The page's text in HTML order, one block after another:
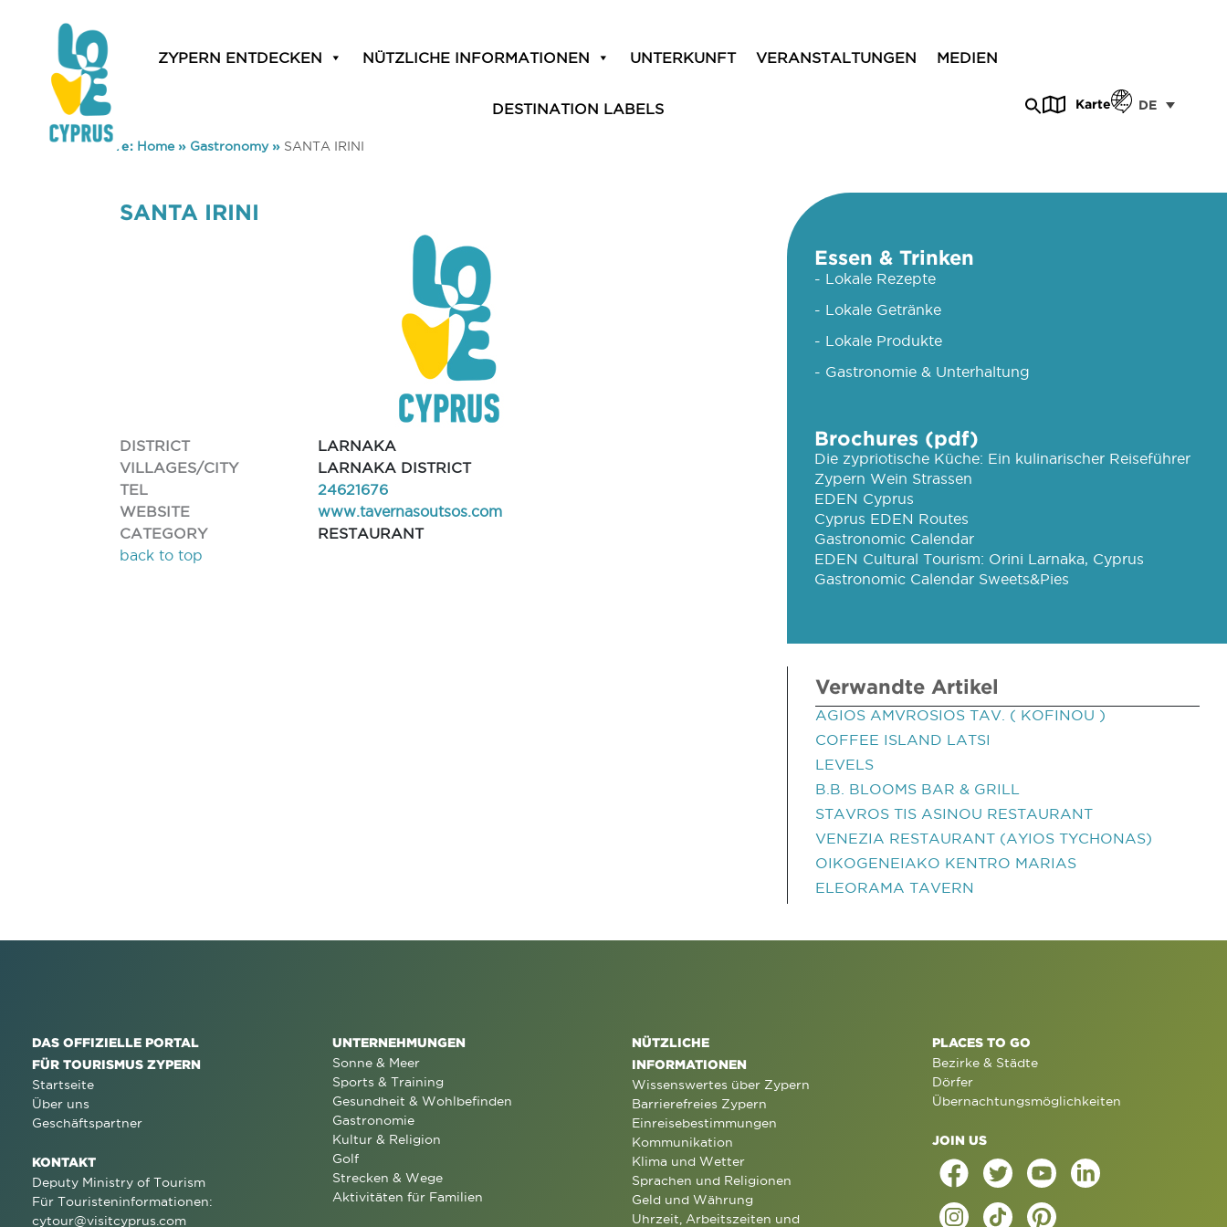
ZYPERN ENTDECKEN NÜTZLICHE INFORMATIONEN UNTERKUNFT VERANSTALTUNGEN MEDIEN
DESTINATION LABELS Karte DE
You are here: Home» Gastronomy» SANTA IRINI
SANTA IRINI
DISTRICT
LARNAKA
VILLAGES/CITY
LARNAKA DISTRICT
TEL
24621676
WEBSITE
www.tavernasoutsos.com
CATEGORY
RESTAURANT
back to top
Essen & Trinken
- Lokale Rezepte
- Lokale Getränke
- Lokale Produkte
- Gastronomie & Unterhaltung
Brochures (pdf)
Die zypriotische Küche: Ein kulinarischer Reiseführer
Zypern Wein Strassen
EDEN Cyprus
Cyprus EDEN Routes
Gastronomic Calendar
EDEN Cultural Tourism: Orini Larnaka, Cyprus
Gastronomic Calendar Sweets&Pies
Verwandte Artikel
AGIOS AMVROSIOS TAV. ( KOFINOU )
COFFEE ISLAND LATSI
LEVELS
B.B. BLOOMS BAR & GRILL
STAVROS TIS ASINOU RESTAURANT
VENEZIA RESTAURANT (AYIOS TYCHONAS)
OIKOGENEIAKO KENTRO MARIAS
ELEORAMA TAVERN
DAS OFFIZIELLE PORTAL
FÜR TOURISMUS ZYPERN
Startseite
Über uns
Geschäftspartner
KONTAKT
Deputy Ministry of Tourism
Für Touristeninformationen:
cytour@visitcyprus.com
UNTERNEHMUNGEN
Sonne & Meer
Sports & Training
Gesundheit & Wohlbefinden
Gastronomie
Kultur & Religion
Golf
Strecken & Wege
Aktivitäten für Familien
NÜTZLICHE
INFORMATIONEN
Wissenswertes über Zypern
Barrierefreies Zypern
Einreisebestimmungen
Kommunikation
Klima und Wetter
Sprachen und Religionen
Geld und Währung
Uhrzeit, Arbeitszeiten und
PLACES TO GO
Bezirke & Städte
Dörfer
Übernachtungsmöglichkeiten
JOIN US